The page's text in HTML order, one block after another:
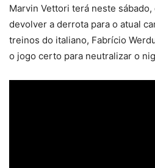
Marvin Vettori terá neste sábado,
devolver a derrota para o atual
treinos do italiano, Fabrício
o jogo certo para neutralizar o